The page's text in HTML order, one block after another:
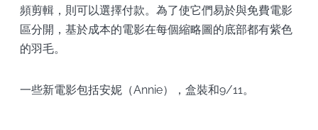
頻剪輯，則可以選擇付款。為了使它們易於與免費電影
區分開，基於成本的電影在每個縮略圖的底部都有紫色
的羽毛。
一些新電影包括安妮（Annie），盒裝和9/11。